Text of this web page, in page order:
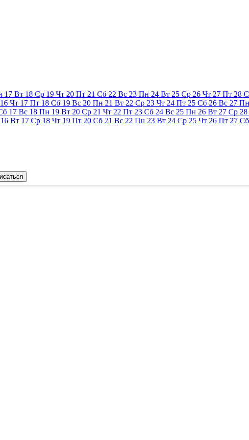
17 Вт 18 Ср 19 Чт 20 Пт 21 Сб 22 Вс 23 Пн 24 Вт 25 Ср 26 Чт 27 Пт 28
16 Чт 17 Пт 18 Сб 19 Вс 20 Пн 21 Вт 22 Ср 23 Чт 24 Пт 25 Сб 26 Вс 27 Пн
17 Вс 18 Пн 19 Вт 20 Ср 21 Чт 22 Пт 23 Сб 24 Вс 25 Пн 26 Вт 27 Ср 28
16 Вт 17 Ср 18 Чт 19 Пт 20 Сб 21 Вс 22 Пн 23 Вт 24 Ср 25 Чт 26 Пт 27 Сб